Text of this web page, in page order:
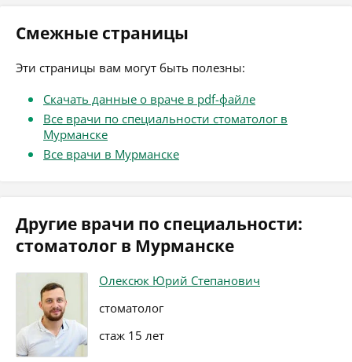
Смежные страницы
Эти страницы вам могут быть полезны:
Скачать данные о враче в pdf-файле
Все врачи по специальности стоматолог в
Мурманске
Все врачи в Мурманске
Другие врачи по специальности:
стоматолог в Мурманске
Олексюк Юрий Степанович
стоматолог
стаж 15 лет